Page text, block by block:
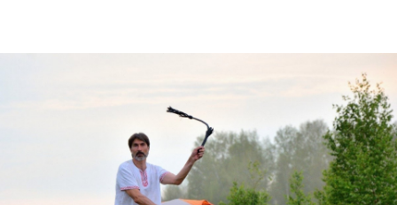
Политика и соглашение на обработку